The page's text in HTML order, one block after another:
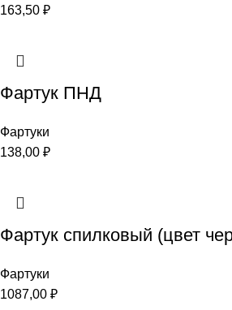
163,50 ₽
Фартук ПНД
Фартуки
138,00 ₽
Фартук спилковый (цвет
Фартуки
1087,00 ₽